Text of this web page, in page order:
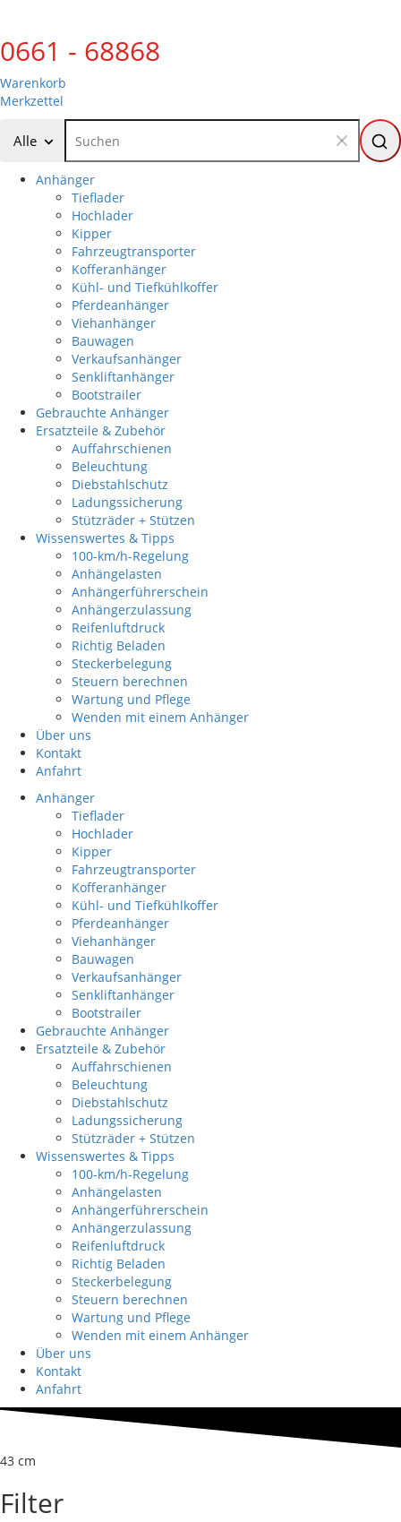
0661 - 68868
Warenkorb
Merkzettel
Alle
Anhänger
Tieflader
Hochlader
Kipper
Fahrzeugtransporter
Kofferanhänger
Kühl- und Tiefkühlkoffer
Pferdeanhänger
Viehanhänger
Bauwagen
Verkaufsanhänger
Senkliftanhänger
Bootstrailer
Gebrauchte Anhänger
Ersatzteile & Zubehör
Auffahrschienen
Beleuchtung
Diebstahlschutz
Ladungssicherung
Stützräder + Stützen
Wissenswertes & Tipps
100-km/h-Regelung
Anhängelasten
Anhängerführerschein
Anhängerzulassung
Reifenluftdruck
Richtig Beladen
Steckerbelegung
Steuern berechnen
Wartung und Pflege
Wenden mit einem Anhänger
Über uns
Kontakt
Anfahrt
Anhänger
Tieflader
Hochlader
Kipper
Fahrzeugtransporter
Kofferanhänger
Kühl- und Tiefkühlkoffer
Pferdeanhänger
Viehanhänger
Bauwagen
Verkaufsanhänger
Senkliftanhänger
Bootstrailer
Gebrauchte Anhänger
Ersatzteile & Zubehör
Auffahrschienen
Beleuchtung
Diebstahlschutz
Ladungssicherung
Stützräder + Stützen
Wissenswertes & Tipps
100-km/h-Regelung
Anhängelasten
Anhängerführerschein
Anhängerzulassung
Reifenluftdruck
Richtig Beladen
Steckerbelegung
Steuern berechnen
Wartung und Pflege
Wenden mit einem Anhänger
Über uns
Kontakt
Anfahrt
43 cm
Filter